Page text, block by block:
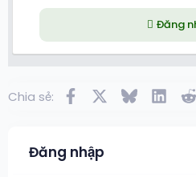
Đăng
Chia sẻ: FacebookBluesky
Đăng nhập